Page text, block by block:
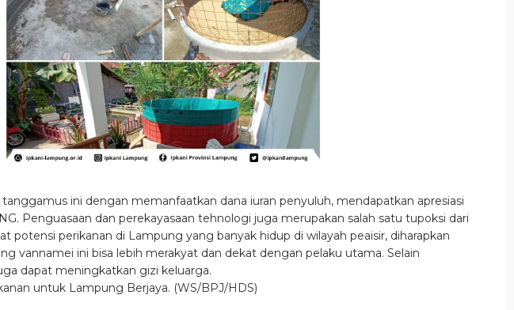
ini dengan memanfaatkan dana iuran penyuluh, mendapatkan apresiasi
Penguasaan dan perekayasaan tehnologi juga merupakan salah satu tupoksi dari
potensi perikanan di Lampung yang banyak hidup di wilayah peaisir, diharapkan
vannamei ini bisa lebih merakyat dan dekat dengan pelaku utama. Selain
dapat meningkatkan gizi keluarga.
untuk Lampung Berjaya. (WS/BPJ/HDS)